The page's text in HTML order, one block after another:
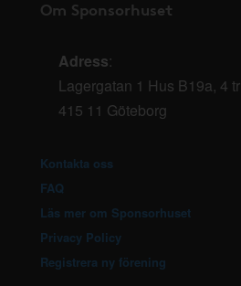
Om Sponsorhuset
Adress:
Lagergatan 1 Hus B19a, 4 tr
415 11 Göteborg
Kontakta oss
FAQ
Läs mer om Sponsorhuset
Privacy Policy
Registrera ny förening